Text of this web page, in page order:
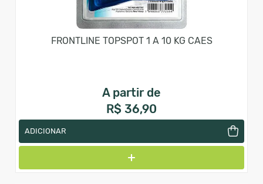
FRONTLINE TOPSPOT 1 A 10 KG CAES
A partir de
R$ 36,90
ADICIONAR